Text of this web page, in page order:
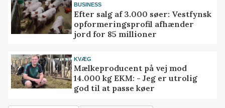
BUSINESS
Efter salg af 3.000 søer: Vestfynsk
opformeringsprofil afhænder
jord for 85 millioner
KVÆG
Mælkeproducent på vej mod
14.000 kg EKM: - Jeg er utrolig
god til at passe køer